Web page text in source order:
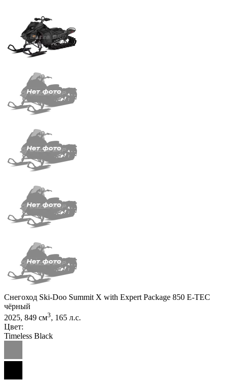
Снегоход Ski-Doo Summit X with Expert Package 850 E-TEC
чёрный
2025, 849 см3, 165 л.с.
Цвет:
Timeless Black